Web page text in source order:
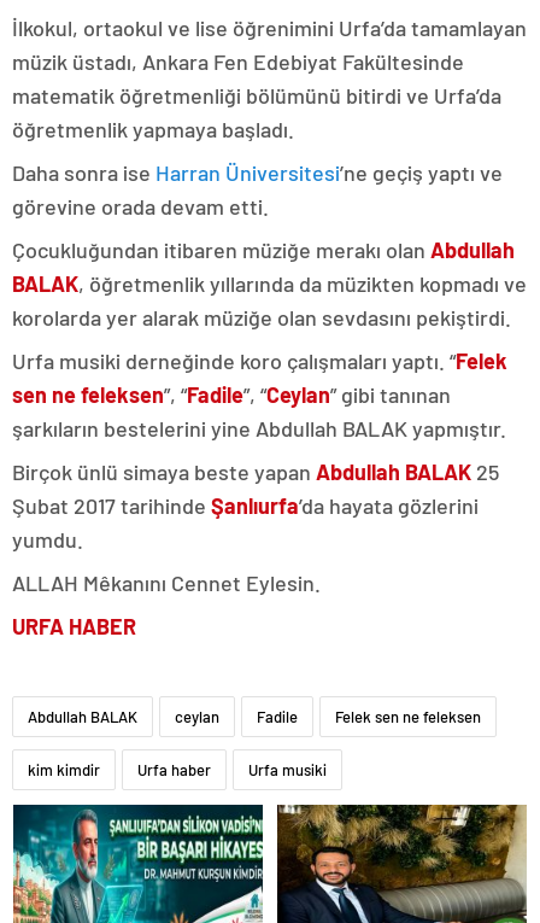
İlkokul, ortaokul ve lise öğrenimini Urfa’da tamamlayan
müzik üstadı, Ankara Fen Edebiyat Fakültesinde
matematik öğretmenliği bölümünü bitirdi ve Urfa’da
öğretmenlik yapmaya başladı.
Daha sonra ise Harran Üniversitesi’ne geçiş yaptı ve
görevine orada devam etti.
Çocukluğundan itibaren müziğe merakı olan Abdullah
BALAK, öğretmenlik yıllarında da müzikten kopmadı ve
korolarda yer alarak müziğe olan sevdasını pekiştirdi.
Urfa musiki derneğinde koro çalışmaları yaptı. “Felek
sen ne feleksen”, “Fadile”, “Ceylan” gibi tanınan
şarkıların bestelerini yine Abdullah BALAK yapmıştır.
Birçok ünlü simaya beste yapan Abdullah BALAK 25
Şubat 2017 tarihinde Şanlıurfa’da hayata gözlerini
yumdu.
ALLAH Mêkanını Cennet Eylesin.
URFA HABER
Abdullah BALAK ceylan Fadile Felek sen ne feleksen
kim kimdir Urfa haber Urfa musiki